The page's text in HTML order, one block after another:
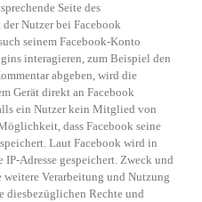
Seite des
Nutzer bei Facebook
seinem Facebook-Konto
interagieren, zum Beispiel den
abgeben, wird die
Gerät direkt an Facebook
ein Nutzer kein Mitglied von
dass Facebook seine
Laut Facebook wird in
Adresse gespeichert. Zweck und
Verarbeitung und Nutzung
diesbezüglichen Rechte und